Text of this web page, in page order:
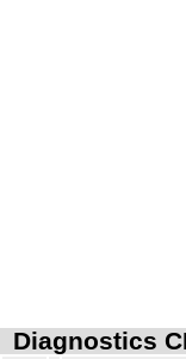
Diagnostics